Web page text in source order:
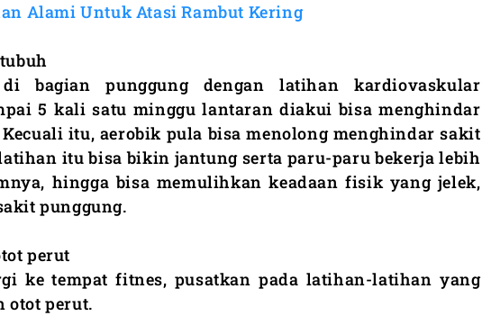
Alami Untuk Atasi Rambut Kering
bagian punggung dengan latihan kardiovaskular
5 kali satu minggu lantaran diakui bisa menghindar
itu, aerobik pula bisa menolong menghindar sakit
itu bisa bikin jantung serta paru-paru bekerja lebih
hingga bisa memulihkan keadaan fisik yang jelek,
punggung.
perut
ke tempat fitnes, pusatkan pada latihan-latihan yang
otot perut.